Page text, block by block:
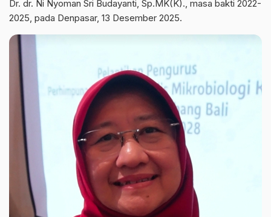
Dr. dr. Ni Nyoman Sri Budayanti, Sp.MK(K)., masa bakti 2022-
2025, pada Denpasar, 13 Desember 2025.